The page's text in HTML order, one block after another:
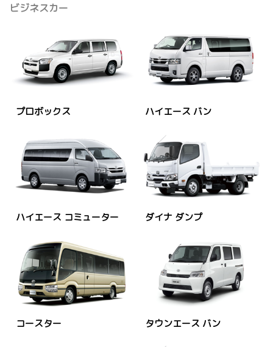
ビジネスカー
プロボックス ハイエース バン
ハイエース コミューター ダイナ ダンプ
コースター タウンエース バン